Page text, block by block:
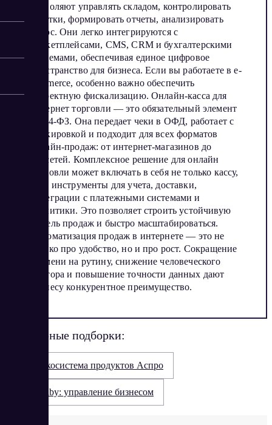
позволяют управлять складом, контролировать
остатки, формировать отчеты, анализировать
спрос. Они легко интегрируются с
маркетплейсами, CMS, CRM и бухгалтерскими
системами, обеспечивая единое цифровое
пространство для бизнеса. Если вы работаете в e-
commerce, особенно важно обеспечить
корректную фискализацию. Онлайн-касса для
интернет торговли — это обязательный элемент
по 54-ФЗ. Она передает чеки в ОФД, работает с
маркировкой и подходит для всех форматов
онлайн-продаж: от интернет-магазинов до
соцсетей. Комплексное решение для онлайн
торговли может включать в себя не только кассу,
но и инструменты для учета, доставки,
интеграции с платежными системами и
аналитики. Это позволяет строить устойчивую
модель продаж и быстро масштабироваться.
Автоматизация продаж в интернете — это не
только про удобство, но и про рост. Сокращение
времени на рутину, снижение человеческого
фактора и повышение точности данных дают
бизнесу конкурентное преимущество.
Популярные подборки:
Экосистема продуктов Аспро
Saby: управление бизнесом